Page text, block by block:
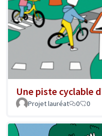
Une piste cyclable
Projet lauréat 0 0